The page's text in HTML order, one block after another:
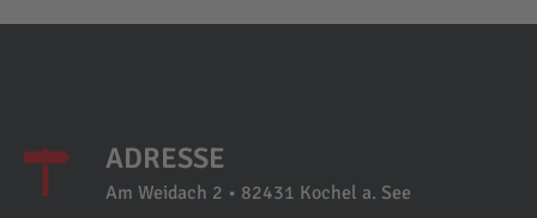
ADRESSE
Am Weidach 2 • 82431 Kochel a. See